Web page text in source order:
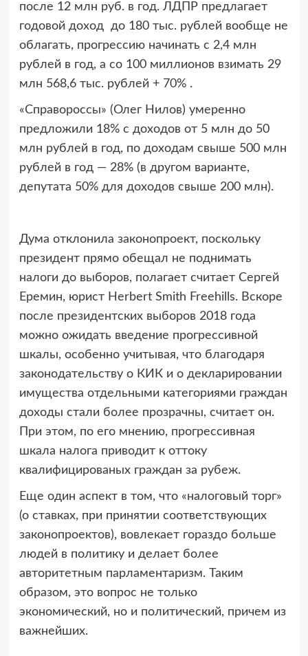
после 12 млн руб. в год. ЛДПР предлагает
годовой доход до 180 тыс. рублей вообще не
облагать, прогрессию начинать с 2,4 млн
рублей в год, а со 100 миллионов взимать 29
млн 568,6 тыс. рублей + 70% .
«Справороссы» (Олег Нилов) умеренно
предложили 18% с доходов от 5 млн до 50
млн рублей в год, по доходам свыше 500 млн
рублей в год — 28% (в другом варианте,
депутата 50% для доходов свыше 200 млн).
Дума отклонила законопроект, поскольку
президент прямо обещал не поднимать
налоги до выборов, полагает считает Сергей
Еремин, юрист Herbert Smith Freehills. Вскоре
после президентских выборов 2018 года
можно ожидать введение прогрессивной
шкалы, особенно учитывая, что благодаря
законодательству о КИК и о декларировании
имущества отдельными категориями граждан
доходы стали более прозрачны, считает он.
При этом, по его мнению, прогрессивная
шкала налога приводит к оттоку
квалифицированых граждан за рубеж.
Еще один аспект в том, что «налоговый торг»
(о ставках, при принятии соответствующих
законопроектов), вовлекает гораздо больше
людей в политику и делает более
авторитетным парламентаризм. Таким
образом, это вопрос не только
экономический, но и политический, причем из
важнейших.